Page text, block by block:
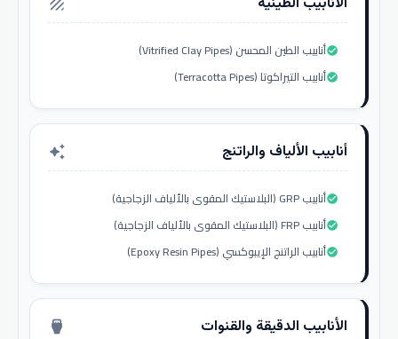
texture
أنابيب الطين المحسن (Vitrified Clay Pipes)check_circle
أنابيب التيراكوتا (Terracotta Pipes)check_circle
أنابيب الألياف والراتنج auto_awesome
أنابيب GRP (البلاستيك المقوى بالألياف الزجاجية)check_circle
أنابيب FRP (البلاستيك المقوى بالألياف الزجاجية)check_circle
أنابيب الراتنج الإيبوكسي (Epoxy Resin Pipes)check_circle
الأنابيب الدقيقة والقنوات settings_input_hdmi